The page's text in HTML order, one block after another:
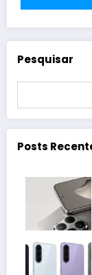
Pesquisar
Posts